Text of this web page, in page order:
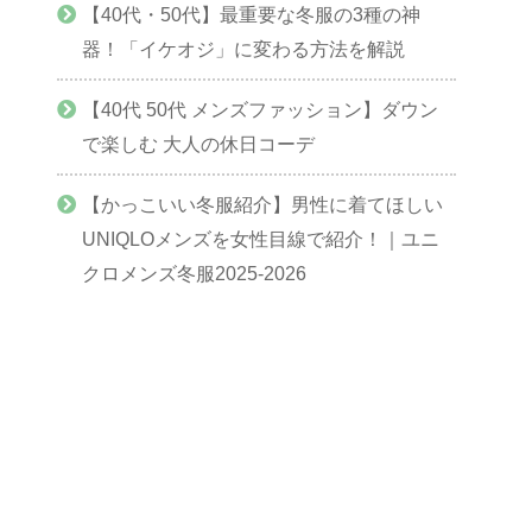
【40代・50代】最重要な冬服の3種の神
器！「イケオジ」に変わる方法を解説
【40代 50代 メンズファッション】ダウン
で楽しむ 大人の休日コーデ
【かっこいい冬服紹介】男性に着てほしい
UNIQLOメンズを女性目線で紹介！｜ユニ
クロメンズ冬服2025-2026